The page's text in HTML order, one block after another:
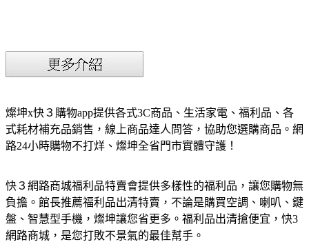
燦坤x快３購物app提供各式3C商品、生活家電、福利品、各
式耗材補充品銷售，線上商品達人問答，協助您選購商品。網
路24小時購物不打烊、燦坤全省門市實體守護！
快３網路商城福利品特賣會提供多樣性的福利品，讓您購物無
負擔。館長推薦福利品出清特賣，不論是購買空調、喇叭、鍵
盤、智慧型手機，燦坤讓您省更多。福利品出清搶便宜，快3
網路商城，是您打敗不景氣的最佳幫手。